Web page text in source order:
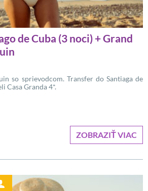
de Cuba (3 noci) + Grand
so sprievodcom. Transfer do Santiaga de
Casa Granda 4*.
ZOBRAZIŤ VIAC